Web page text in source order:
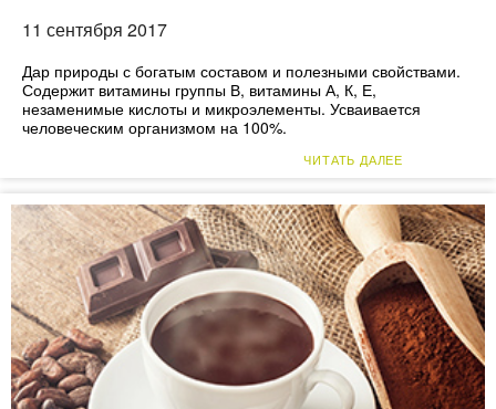
11 сентября 2017
Дар природы с богатым составом и полезными свойствами.
Содержит витамины группы В, витамины А, К, Е,
незаменимые кислоты и микроэлементы. Усваивается
человеческим организмом на 100%.
ЧИТАТЬ ДАЛЕЕ